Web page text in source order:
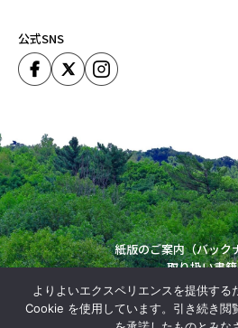
公式SNS
紙版のご案内（バック
取り扱い書籍
運営会社
Copyright (C) Japan Forestry Investigation
よりよいエクスペリエンスを提供する
Cookie を使用しています。引き続き閲